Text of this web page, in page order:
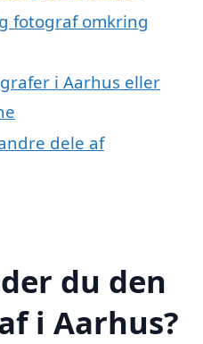
fotograf omkring
i Aarhus eller
dele af
du den
i Aarhus?